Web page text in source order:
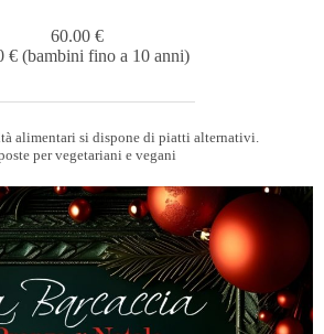
60.00 €
€ (bambini fino a 10 anni)
alimentari si dispone di piatti alternativi.
per vegetariani e vegani